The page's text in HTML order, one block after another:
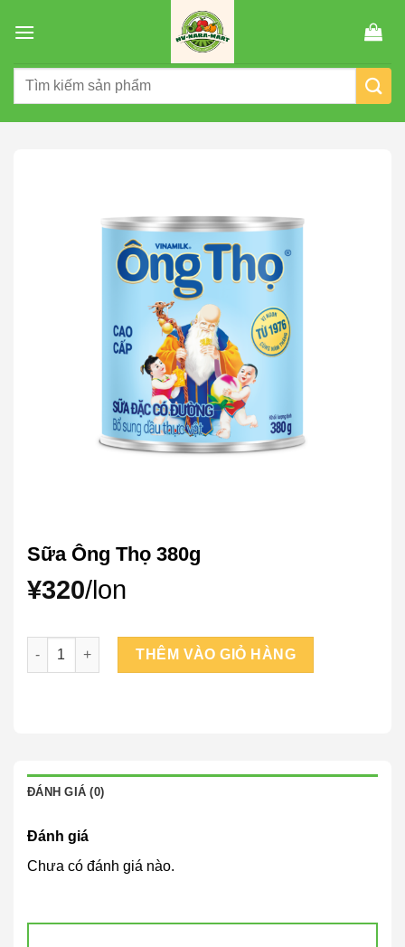
đến
dung
Tìm
Sữa Ông Thọ 380g
¥320/lon
Sữa Ông Thọ 380g số lượng
THÊM VÀO GIỎ HÀNG
ĐÁNH GIÁ (0)
Đánh giá
Chưa có đánh giá nào.